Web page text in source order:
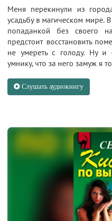
Меня перекинули из
усадьбу в магическом мире.
попаданкой без своего
предстоит восстановить
не умереть с голоду. Ну и
умнику, что за него замуж я
Слушать аудиокнигу